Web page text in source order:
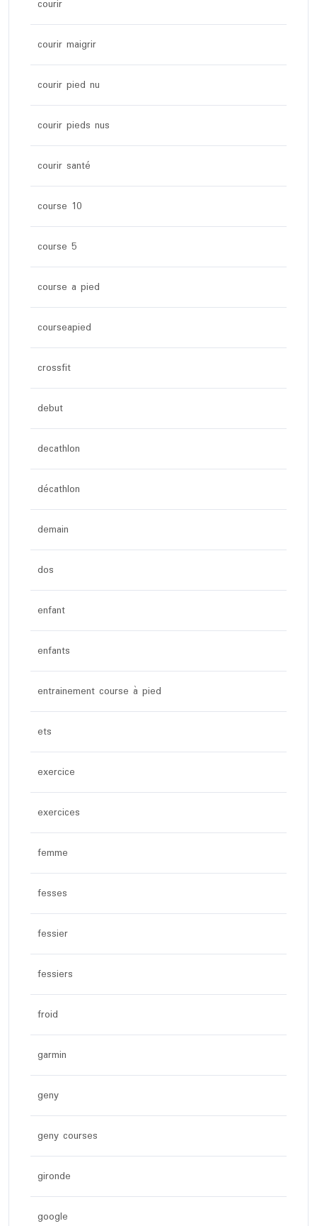
courir
courir maigrir
courir pied nu
courir pieds nus
courir santé
course 10
course 5
course a pied
courseapied
crossfit
debut
decathlon
décathlon
demain
dos
enfant
enfants
entrainement course à pied
ets
exercice
exercices
femme
fesses
fessier
fessiers
froid
garmin
geny
geny courses
gironde
google